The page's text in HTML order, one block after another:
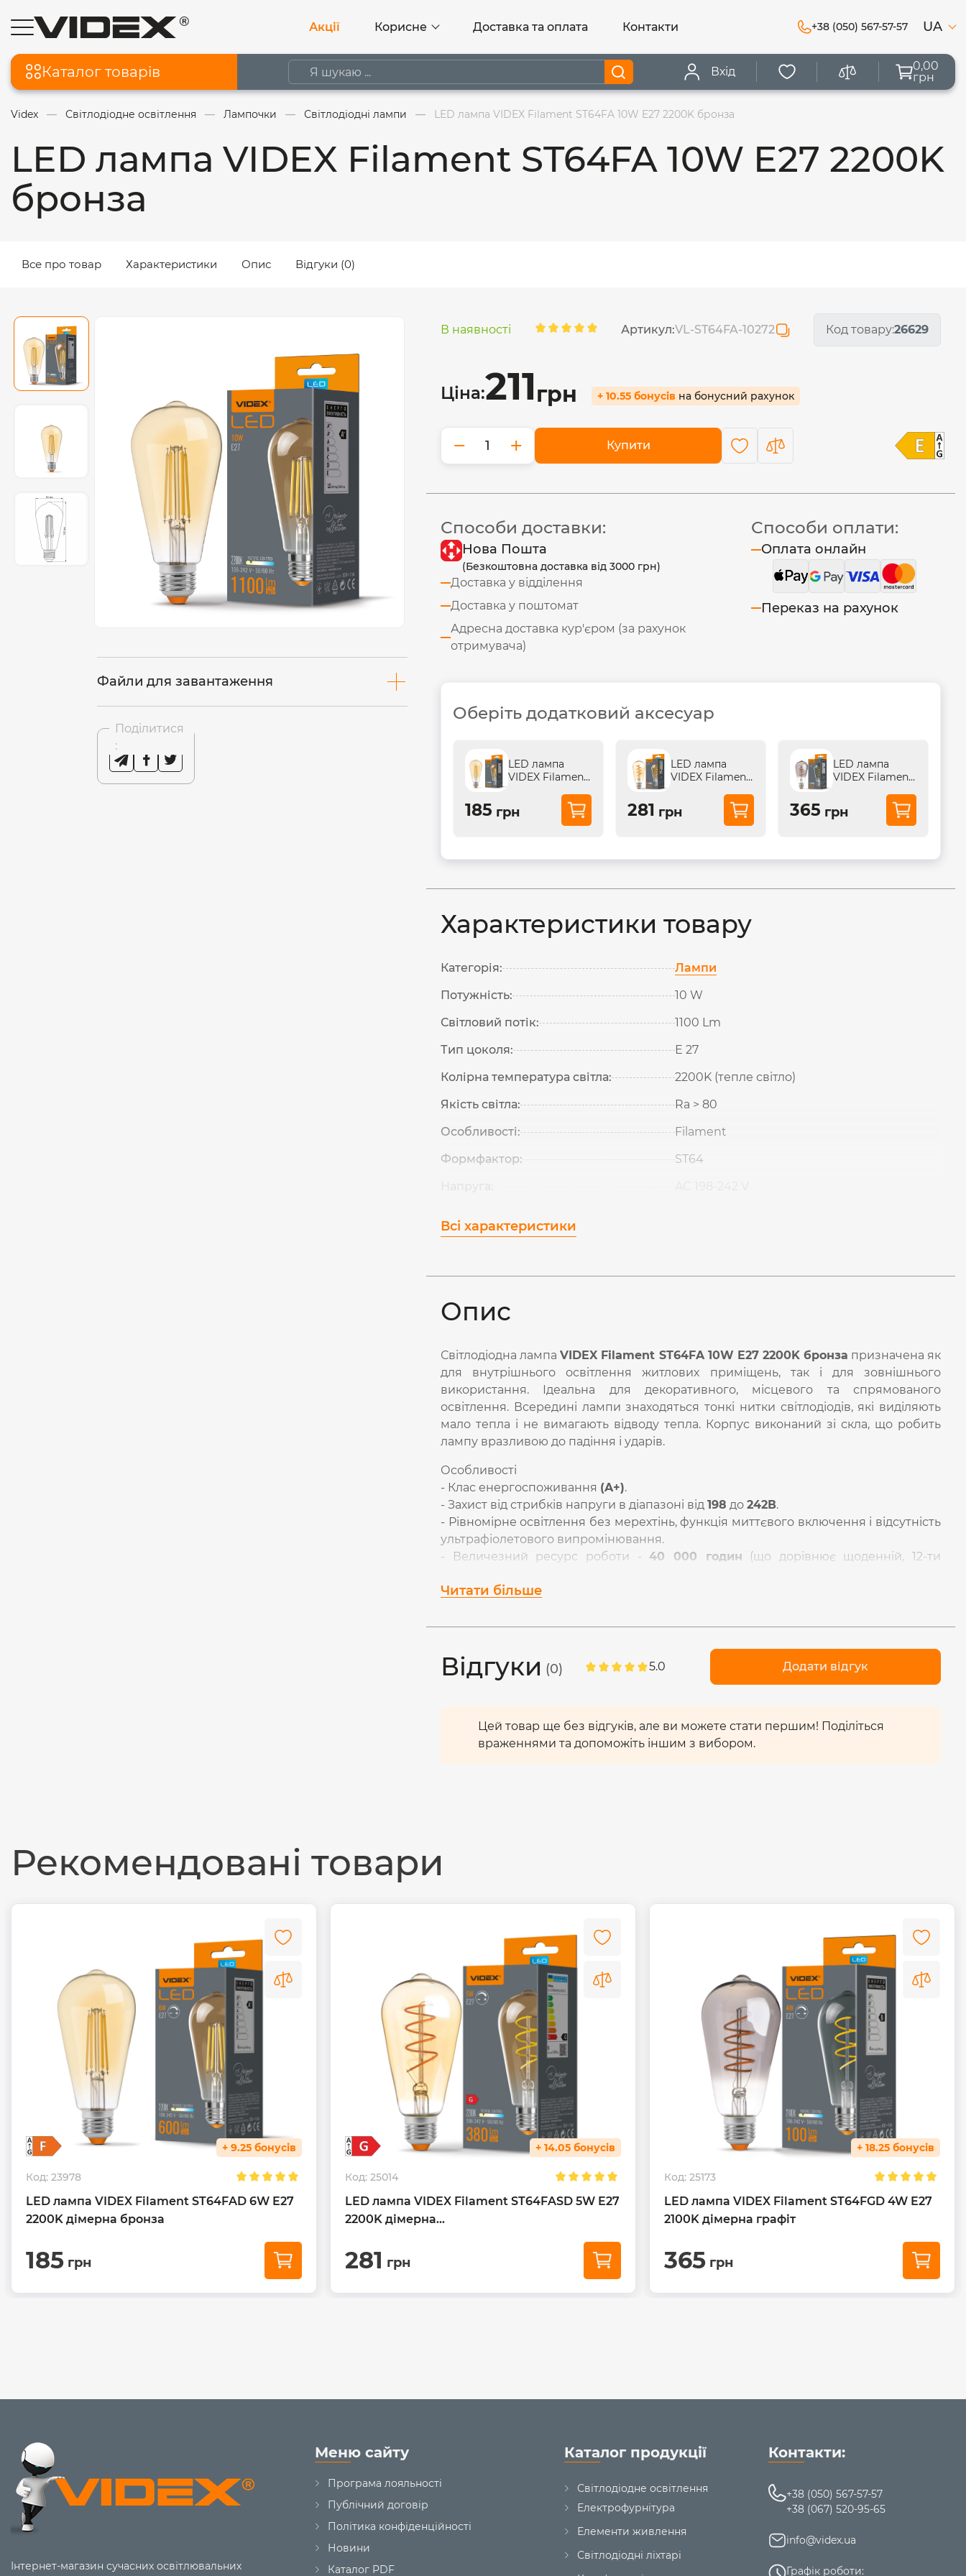
Акції Корисне Доставка та оплата Контакти +38 (050) 567-57-57 UA
Каталог товарів Вхід
0,00
грн
Videx Світлодіодне освітлення Лампочки Світлодіодні лампи LED лампа VIDEX Filament ST64FA 10W E27 2200K бронза
LED лампа VIDEX Filament ST64FA 10W E27 2200K
бронза
Все про товар Характеристики Опис Відгуки (0)
Файли для завантаження
Поділитися
:
В наявності Артикул:VL-ST64FA-10272 Код товару:26629
Ціна:211грн + 10.55 бонусів на бонусний рахунок
− + Купити
Способи доставки:
Нова Пошта
(Безкоштовна доставка від 3000 грн)
Доставка у відділення
Доставка у поштомат
Адресна доставка кур'єром (за рахунок
отримувача)
Способи оплати:
Оплата онлайн
Переказ на рахунок
Оберіть додатковий аксесуар
LED лампа
VIDEX Filament
дімерна бронза
185 грн
LED лампа
VIDEX Filament
дімерна...
281 грн
LED лампа
VIDEX Filament
дімерна графіт
365 грн
Характеристики товару
Категорія:
Лампи
Потужність:
10 W
Світловий потік:
1100 Lm
Тип цоколя:
Е 27
Колірна температура світла:
2200K (тепле світло)
Якість світла:
Ra > 80
Особливості:
Filament
Формфактор:
ST64
Всі характеристики
Опис
Світлодіодна лампаVIDEX Filament ST64FA 10W E27 2200K бронза призначена як
для внутрішнього освітлення житлових приміщень, так і для зовнішнього
використання. Ідеальна для декоративного, місцевого та спрямованого
освітлення. Всередині лампи знаходяться тонкі нитки світлодіодів, які виділяють
мало тепла і не вимагають відводу тепла. Корпус виконаний зі скла, що робить
лампу вразливою до падіння і ударів.
Особливості
- Клас енергоспоживання (A+).
- Захист від стрибків напруги в діапазоні від198 до242В.
- Рівномірне освітлення без мерехтінь, функція миттєвого включення і відсутність
ультрафіолетового випромінювання.
- Величезний ресурс роботи - 40 000 годин (що дорівнює щоденній, 12-ти
- Сумісна з вимикачами з підсвіткою
Комфортне для очей світло, не призводить до втоми і не погіршує емоційний
стан, завдяки природній передачі кольорів (Ra>80) і відсутності ультрафіолетового
світить м'яко, без різких тіней, кут розсіювання -
До складу цієї лампи не входить ртуть та інші шкідливі речовини. Термін
Читати більше
Відгуки (0) 5.0 Додати відгук
Цей товар ще без відгуків, але ви можете стати першим! Поділіться
враженнями та допоможіть іншим з вибором.
Рекомендовані товари
+ 9.25 бонусів
Код: 23978
LED лампа VIDEX Filament ST64FAD 6W E27
2200K дімерна бронза
185 грн
+ 14.05 бонусів
Код: 25014
LED лампа VIDEX Filament ST64FASD 5W E27
2200K дімерна...
281 грн
+ 18.25 бонусів
Код: 25173
LED лампа VIDEX Filament ST64FGD 4W E27
2100K дімерна графіт
365 грн
Інтернет-магазин сучасних освітлювальних
Меню сайту
Програма лояльності
Публічний договір
Політика конфіденційності
Новини
Каталог PDF
Каталог продукції
Світлодіодне освітлення
Електрофурнітура
Елементи живлення
Світлодіодні ліхтарі
Контакти:
+38 (050) 567-57-57
+38 (067) 520-95-65
info@videx.ua
Графік роботи: